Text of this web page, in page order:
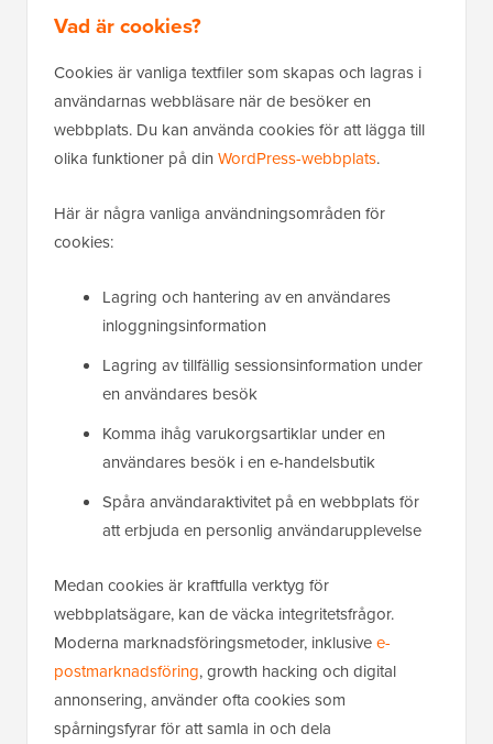
Vad är cookies?
Cookies är vanliga textfiler som skapas och lagras i
användarnas webbläsare när de besöker en
webbplats. Du kan använda cookies för att lägga till
olika funktioner på din WordPress-webbplats.
Här är några vanliga användningsområden för
cookies:
Lagring och hantering av en användares
inloggningsinformation
Lagring av tillfällig sessionsinformation under
en användares besök
Komma ihåg varukorgsartiklar under en
användares besök i en e-handelsbutik
Spåra användaraktivitet på en webbplats för
att erbjuda en personlig användarupplevelse
Medan cookies är kraftfulla verktyg för
webbplatsägare, kan de väcka integritetsfrågor.
Moderna marknadsföringsmetoder, inklusivee-
postmarknadsföring, growth hacking och digital
annonsering, använder ofta cookies som
spårningsfyrar för att samla in och dela